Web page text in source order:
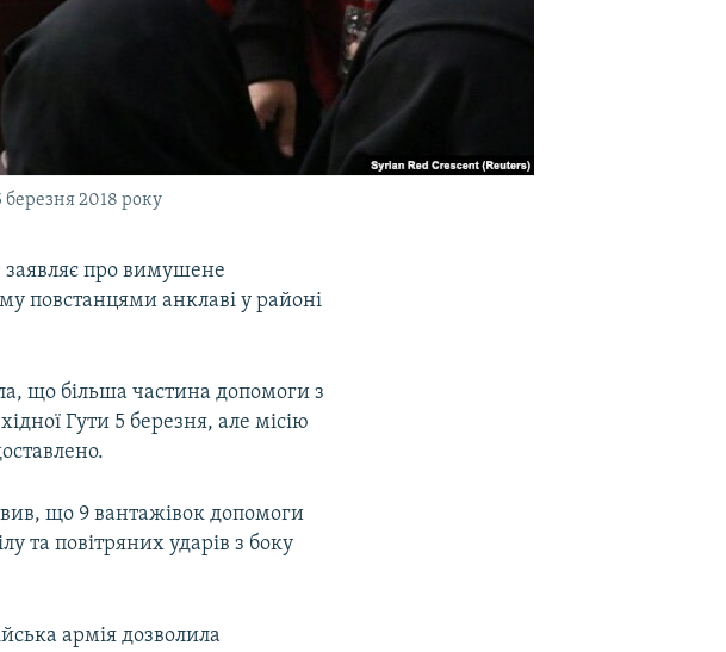
березня 2018 року
про вимушене
повстанцями анклаві у районі
що більша частина допомоги з
Гути 5 березня, але місію
що 9 вантажівок допомоги
та повітряних ударів з боку
армія дозволила